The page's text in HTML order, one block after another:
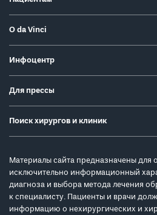
О da Vinci
Инфоцентр
Для прессы
Поиск хирургов и клиник
Материалы сайта предназначены для
исключительно информационный
диагноза и выбора метода лечения
к специалисту. Пациенты и врачи
информацию о нехирургических и